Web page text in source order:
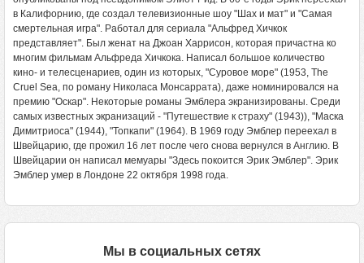
в Калифорнию, где создал телевизионные шоу "Шах и мат" и "Самая
смертельная игра". Работал для сериала "Альфред Хичкок
представляет". Был женат на Джоан Харрисон, которая причастна ко
многим фильмам Альфреда Хичкока. Написал большое количество
кино- и телесценариев, один из которых, "Суровое море" (1953, The
Cruel Sea, по роману Николаса Монсаррата), даже номинировался на
премию "Оскар". Некоторые романы Эмблера экранизированы. Среди
самых известных экранизаций - "Путешествие к страху" (1943)), "Маска
Димитриоса" (1944), "Топкапи" (1964). В 1969 году Эмблер переехал в
Швейцарию, где прожил 16 лет после чего снова вернулся в Англию. В
Швейцарии он написал мемуары "Здесь покоится Эрик Эмблер". Эрик
Эмблер умер в Лондоне 22 октября 1998 года.
Мы в социальных сетях